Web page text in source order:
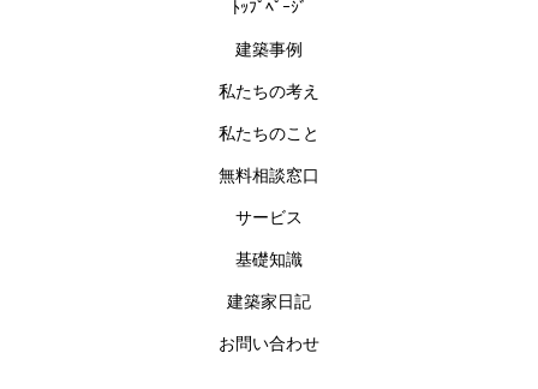
ﾄｯﾌﾟﾍﾟｰｼﾞ
建築事例
私たちの考え
私たちのこと
無料相談窓口
サービス
基礎知識
建築家日記
お問い合わせ